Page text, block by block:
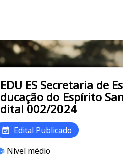
ES Secretaria de
do Espírito
002/2024
Edital Publicado
Nível médio